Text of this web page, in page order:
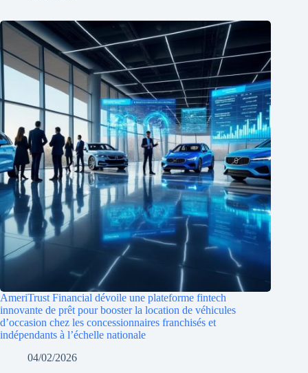
AmeriTrust Financial dévoile une plateforme fintech
innovante de prêt pour booster la location de véhicules
d’occasion chez les concessionnaires franchisés et
indépendants à l’échelle nationale
04/02/2026